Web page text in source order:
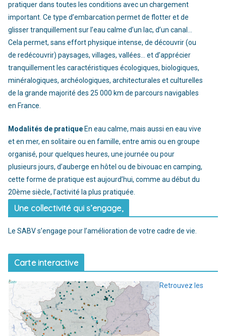
pratiquer dans toutes les conditions avec un chargement
important. Ce type d’embarcation permet de flotter et de
glisser tranquillement sur l’eau calme d’un lac, d’un canal…
Cela permet, sans effort physique intense, de découvrir (ou
de redécouvrir) paysages, villages, vallées… et d’apprécier
tranquillement les caractéristiques écologiques, biologiques,
minéralogiques, archéologiques, architecturales et culturelles
de la grande majorité des 25 000 km de parcours navigables
en France.
Modalités de pratique En eau calme, mais aussi en eau vive
et en mer, en solitaire ou en famille, entre amis ou en groupe
organisé, pour quelques heures, une journée ou pour
plusieurs jours, d’auberge en hôtel ou de bivouac en camping,
cette forme de pratique est aujourd’hui, comme au début du
20ème siècle, l’activité la plus pratiquée.
Une collectivité qui s’engage,
Le SABV s’engage pour l’amélioration de votre cadre de vie.
Carte interactive
Retrouvez les